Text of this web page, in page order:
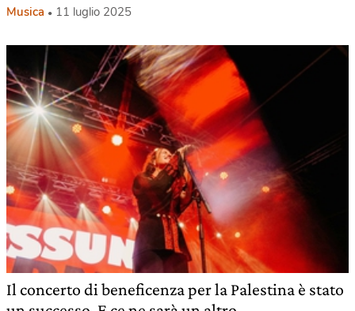
Musica 11 luglio 2025
Il concerto di beneficenza per la Palestina è stato